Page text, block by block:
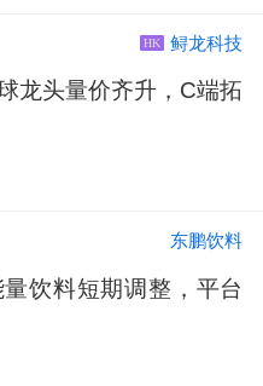
HK 鲟龙科技
龙头量价齐升，C端拓
东鹏饮料
饮料短期调整，平台